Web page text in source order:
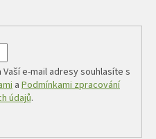
e-mail adresy souhlasíte s
a Podmínkami zpracování
údajů.